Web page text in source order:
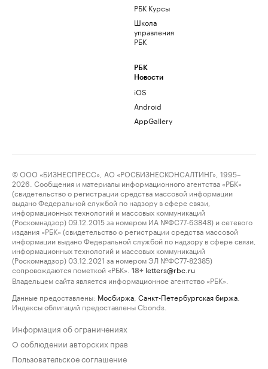
РБК Курсы
Школа
управления
РБК
РБК
Новости
iOS
Android
AppGallery
© ООО «БИЗНЕСПРЕСС», АО «РОСБИЗНЕСКОНСАЛТИНГ», 1995–
2026. Сообщения и материалы информационного агентства «РБК»
(свидетельство о регистрации средства массовой информации
выдано Федеральной службой по надзору в сфере связи,
информационных технологий и массовых коммуникаций
(Роскомнадзор) 09.12.2015 за номером ИА №ФС77-63848) и сетевого
издания «РБК» (свидетельство о регистрации средства массовой
информации выдано Федеральной службой по надзору в сфере связи,
информационных технологий и массовых коммуникаций
(Роскомнадзор) 03.12.2021 за номером ЭЛ №ФС77-82385)
сопровождаются пометкой «РБК».
18+ letters@rbc.ru
Владельцем сайта является информационное агентство «РБК».
Данные предоставлены: Мосбиржа Санкт-Петербургская биржа
Индексы облигаций предоставлены Cbonds.
Информация об ограничениях
О соблюдении авторских прав
Пользовательское соглашение